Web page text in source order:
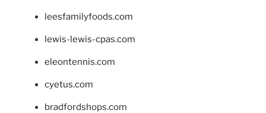
leesfamilyfoods.com
lewis-lewis-cpas.com
eleontennis.com
cyetus.com
bradfordshops.com